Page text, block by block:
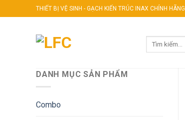
to
THIẾT BỊ VỆ SINH - GẠCH KIẾN TRÚC INAX CHÍNH HÃNG
Tìm
DANH MỤC SẢN PHẨM
Combo